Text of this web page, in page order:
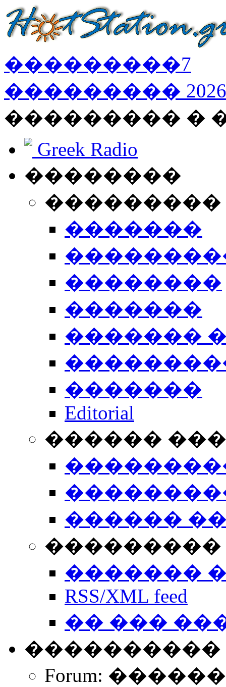
���������7
��������� 2026
��������� �
Greek Radio
��������
�������
��������
�������
�������
�������
Editorial
������
������
���������
�������
RSS/XML feed
�� ���
����������
Forum: